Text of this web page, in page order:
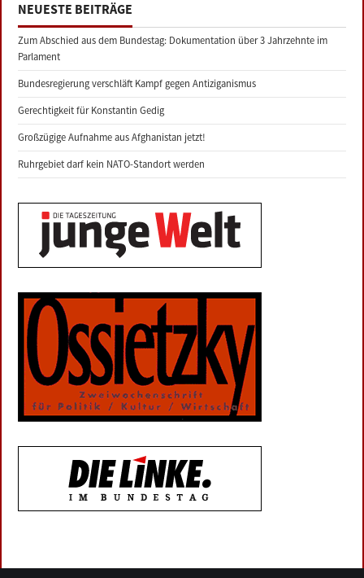
NEUESTE BEITRÄGE
Zum Abschied aus dem Bundestag: Dokumentation über 3 Jahrzehnte im
Parlament
Bundesregierung verschläft Kampf gegen Antiziganismus
Gerechtigkeit für Konstantin Gedig
Großzügige Aufnahme aus Afghanistan jetzt!
Ruhrgebiet darf kein NATO-Standort werden